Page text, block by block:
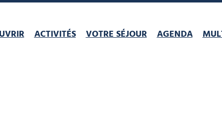
ACTIVITÉS VOTRE SÉJOUR AGENDA